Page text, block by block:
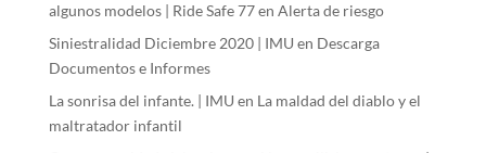
algunos modelos | Ride Safe 77en Alerta de riesgo
Siniestralidad Diciembre 2020 | IMU en Descarga
Documentos e Informes
La sonrisa del infante. | IMU en La maldad del diablo y el
maltratador infantil